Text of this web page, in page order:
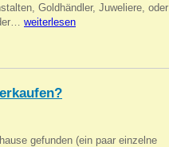
Goldhändler, Juweliere, oder
weiterlesen
gefunden (ein paar einzelne